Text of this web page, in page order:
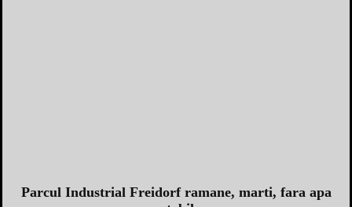
Parcul Industrial Freidorf ramane, marti, fara apa